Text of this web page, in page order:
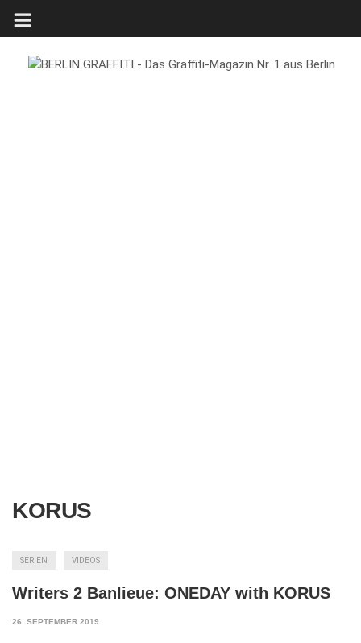
KORUS
SERIEN VIDEOS
Writers 2 Banlieue: ONEDAY with KORUS
26. SEPTEMBER 2019